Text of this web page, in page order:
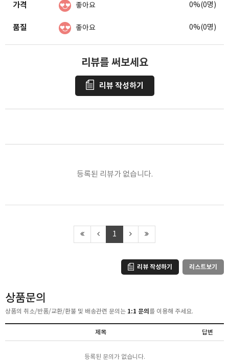
가격 좋아요 0%(0명)
품질 좋아요 0%(0명)
리뷰를 써보세요
리뷰 작성하기
등록된 리뷰가 없습니다.
1
리뷰 작성하기 리스트보기
상품문의
상품의 취소/반품/교환/환불 및 배송관련 문의는 1:1 문의 를 이용해 주세요.
제목 답변
등록된 문의가 없습니다.